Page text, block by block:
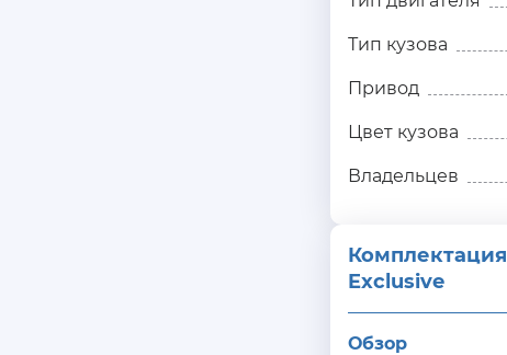
Тип кузова
Привод
Цвет кузова
Владельцев
Комплектация
Exclusive
Обзор